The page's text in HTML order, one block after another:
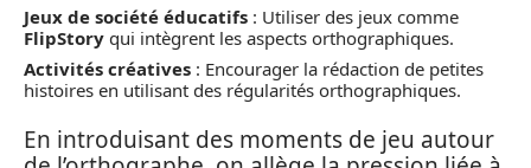
Jeux de société éducatifs : Utiliser des jeux comme
FlipStory qui intègrent les aspects orthographiques.
Activités créatives : Encourager la rédaction de petites
histoires en utilisant des régularités orthographiques.
En introduisant des moments de jeu autour